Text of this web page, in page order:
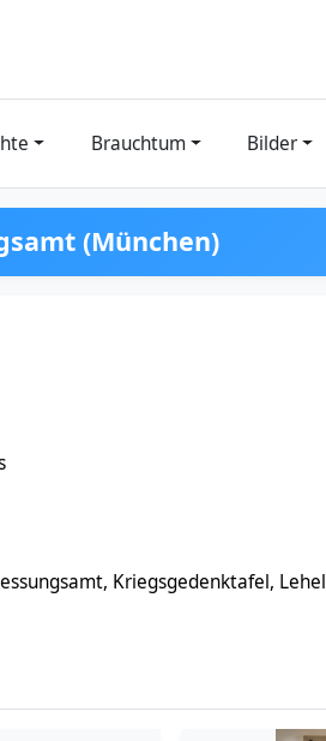
Brauchtum Bilder
(München)
Kriegsgedenktafel, Lehel